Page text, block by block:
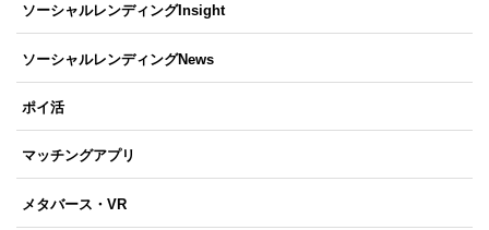
ソーシャルレンディングInsight
ソーシャルレンディングNews
ポイ活
マッチングアプリ
メタバース・VR